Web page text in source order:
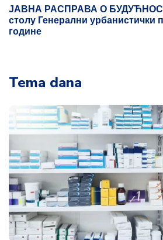
ЈАВНА РАСПРАВА О
столу Генерални урбанистички
године
Tema dana